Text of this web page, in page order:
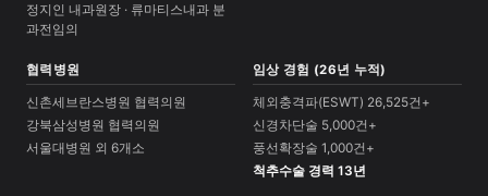
정지인 내과원장 · 류마티스내과 분
과전임의
협력병원
신촌세브란스병원 협력의원
강북삼성병원 협력의원
서울대병원 외 6개소
임상 경험 (26년 누적)
체외충격파(ESWT) 26,525건+
신경차단술 5,000건+
풍선확장술 1,000건+
척추수술 경력 13년